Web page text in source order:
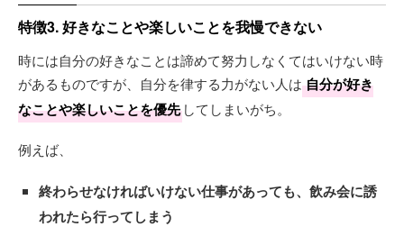
特徴3. 好きなことや楽しいことを我慢できない
時には自分の好きなことは諦めて努力しなくてはいけない時
があるものですが、自分を律する力がない人は 自分が好き
なことや楽しいことを優先 してしまいがち。
例えば、
終わらせなければいけない仕事があっても、飲み会に誘
われたら行ってしまう